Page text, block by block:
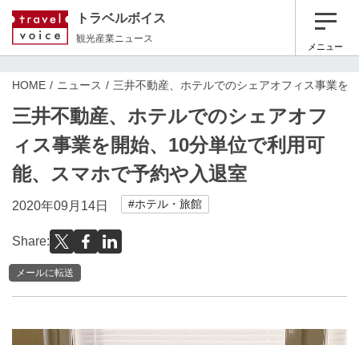
トラベルボイス
観光産業ニュース
メニュー
HOME ニュース 三井不動産、ホテルでのシェアオフィス事業を
三井不動産、ホテルでのシェアオフ
ィス事業を開始、10分単位で利用可
能、スマホで予約や入退室
2020年09月14日 #ホテル・旅館
Share:
メールに転送